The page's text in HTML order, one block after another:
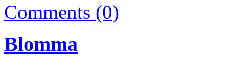
Comments (0)
Blomma